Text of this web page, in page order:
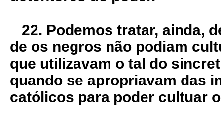
22. Podemos tratar, ainda,
de os negros não podiam
que utilizavam o tal do
quando se apropriavam das
católicos para poder cultuar